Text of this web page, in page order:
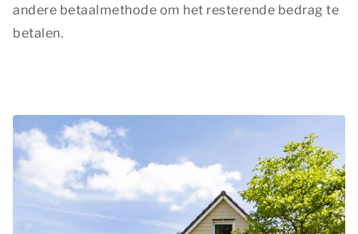
andere betaalmethode om het resterende bedrag te
betalen.